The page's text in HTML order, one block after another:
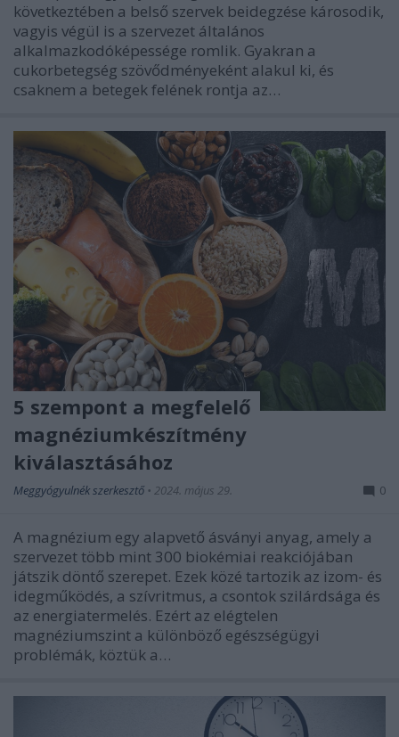
következtében a belső szervek beidegzése károsodik,
vagyis végül is a szervezet általános
alkalmazkodóképessége romlik. Gyakran a
cukorbetegség szövődményeként alakul ki, és
csaknem a betegek felének rontja az…
5 szempont a megfelelő
magnéziumkészítmény
kiválasztásához
Meggyógyulnék szerkesztő • 2024. május 29. 0
A magnézium egy alapvető ásványi anyag, amely a
szervezet több mint 300 biokémiai reakciójában
játszik döntő szerepet. Ezek közé tartozik az izom- és
idegműködés, a szívritmus, a csontok szilárdsága és
az energiatermelés. Ezért az elégtelen
magnéziumszint a különböző egészségügyi
problémák, köztük a…